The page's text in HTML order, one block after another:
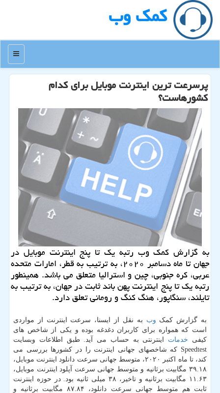
كمك وب
منو
پرسرعت ترین اینترنت موبایل برای كدام
كشورهاست؟
به گزارش کمک وب رتبه یک تا پنج اینترنت موبایل در
جهان تا ماه دسامبر ۲۰۲۰، به ترتیب به قطر، امارات متحده
عربی، کره جنوبی، چین و استرالیا متعلق می باشد. همینطور
رتبه یک تا پنج اینترنت پهن باند ثابت در جهان، به ترتیب به
تایلند، سنگاپور، هنگ کنگ و رومانی تعلق دارد.
به گزارش کمک وب به نقل از ایسنا، سرعت اینترنت از مواردی
است که همواره برای کاربران دغدغه بوده و یکی از شاخص های
کیفی خدمات اینترنتی به حساب می آید. طبق اطلاعات وبسایت
Speedtest که شاخصهای جهانی اینترنت را در کشورها بررسی می
کند، تا ماه اکتبر ۲۰۲۰، متوسط جهانی سرعت دانلود اینترنت موبایل،
۳۹.۱۸ مگابیت برثانیه و متوسط جهانی سرعت آپلود اینترنت موبایل،
۱۱.۶۳ مگابیت برثانیه و تاخیر، ۳۸ میلی ثانیه بود. در حوزه اینترنت
ثابت هم متوسط جهانی سرعت دانلود، ۸۷.۸۴ مگابیت برثانیه و